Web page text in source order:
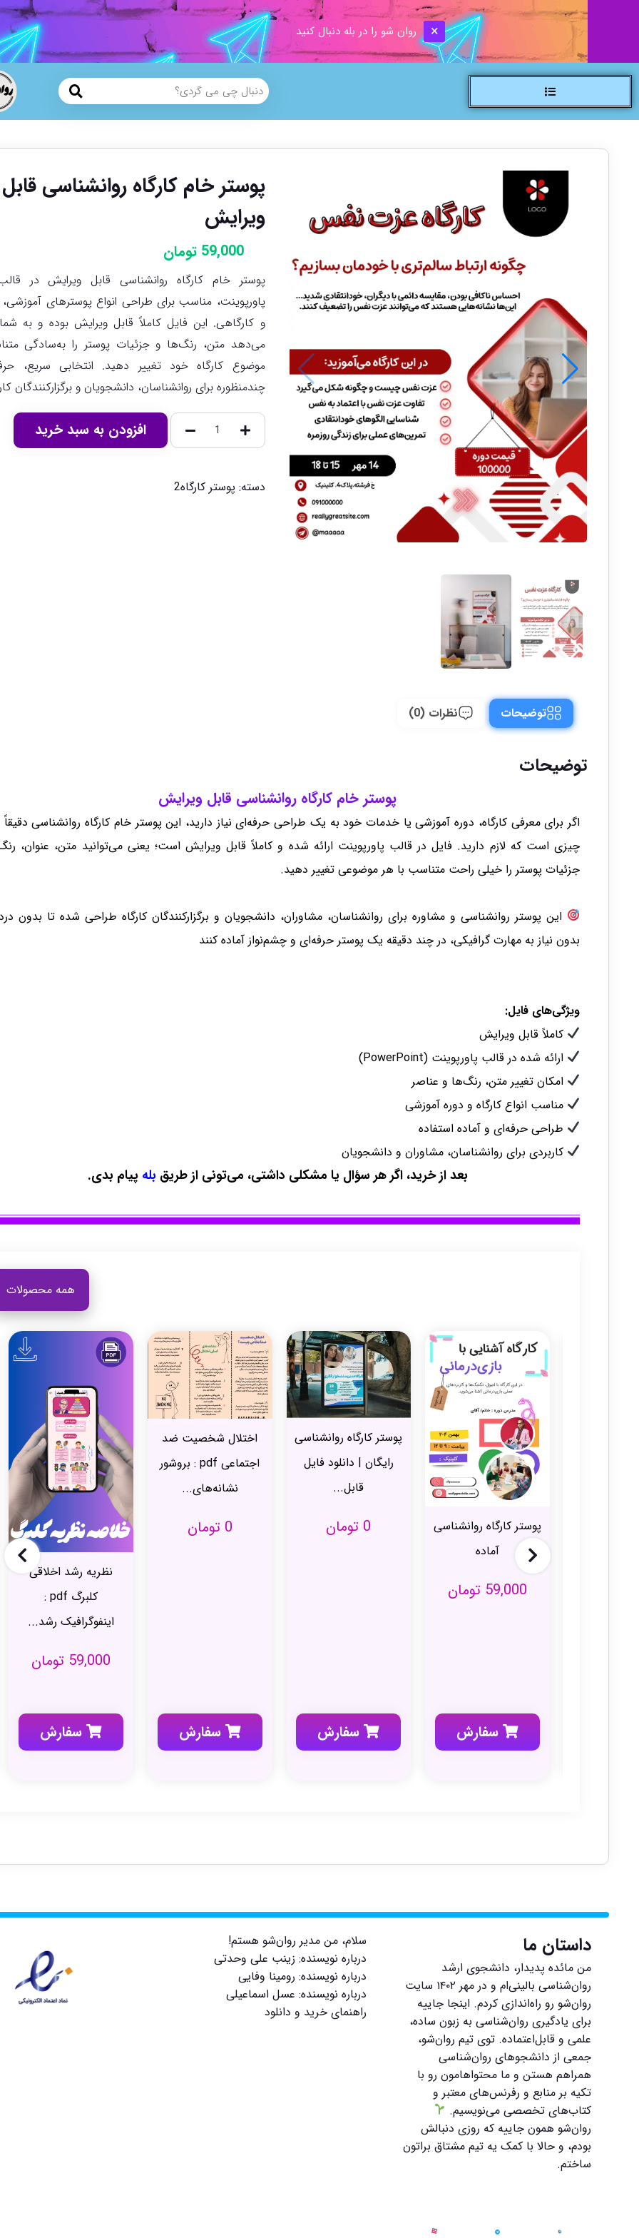
روان شو را در بله دنبال کنید
پوستر خام کارگاه روانشناسی قابل
ویرایش
59,000 تومان
پوستر خام کارگاه روانشناسی قابل ویرایش در
پاورپوینت، مناسب برای طراحی انواع پوسترهای آموزشی،
و کارگاهی. این فایل کاملاً قابل ویرایش بوده و به
می‌دهد متن، رنگ‌ها و جزئیات پوستر را به‌سادگی
موضوع کارگاه خود تغییر دهید. انتخابی سریع،
چندمنظوره برای روانشناسان، دانشجویان و برگزارکنندگان
افزودن به سبد خرید
دسته: پوستر کارگاه2
توضیحات نظرات (0)
توضیحات
پوستر خام کارگاه روانشناسی قابل ویرایش
اگر برای معرفی کارگاه، دوره آموزشی یا خدمات خود به یک طراحی حرفه‌ای نیاز دارید، این پوستر خام کارگاه روانشناسی
چیزی است که لازم دارید. فایل در قالب پاورپوینت ارائه شده و کاملاً قابل ویرایش است؛ یعنی می‌توانید متن، عنوان،
جزئیات پوستر را خیلی راحت متناسب با هر موضوعی تغییر دهید.
این پوستر روانشناسی و مشاوره برای روانشناسان، مشاوران، دانشجویان و برگزارکنندگان کارگاه طراحی شده تا بدون
بدون نیاز به مهارت گرافیکی، در چند دقیقه یک پوستر حرفه‌ای و چشم‌نواز آماده کنند
ویژگی‌های فایل:
کاملاً قابل ویرایش
ارائه شده در قالب پاورپوینت (PowerPoint)
امکان تغییر متن، رنگ‌ها و عناصر
مناسب انواع کارگاه و دوره آموزشی
طراحی حرفه‌ای و آماده استفاده
کاربردی برای روانشناسان، مشاوران و دانشجویان
بعد از خرید، اگر هر سؤال یا مشکلی داشتی، می‌تونی از طریق بله پیام بدی.
همه محصولات
پوستر کارگاه روانشناسی
رایگان | دانلود فایل
قابل...
0 تومان
سفارش
اختلال شخصیت ضد
اجتماعی pdf : بروشور
نشانه‌های...
0 تومان
سفارش سفارش
نظریه شخصیت فروید
pdf | نظریه شخصیت
فروید...
199,000تومان
سفارش
داستان ما
من مائده پدیدار، دانشجوی ارشد
روان‌شناسی بالینی‌ام و در مهر ۱۴۰۲ سایت
روان‌شو رو راه‌اندازی کردم. اینجا جاییه
برای یادگیری روان‌شناسی به زبون ساده،
علمی و قابل‌اعتماده. توی تیم روان‌شو،
جمعی از دانشجوهای روان‌شناسی
همراهم هستن و ما محتواهامون رو با
تکیه بر منابع و رفرنس‌های معتبر و
کتاب‌های تخصصی می‌نویسیم.
روان‌شو همون جاییه که روزی دنبالش
بودم، و حالا با کمک یه تیم مشتاق براتون
ساختم.
سلام، من مدیر روان‌شو هستم!
درباره نویسنده: زینب علی وحدتی
درباره نویسنده: رومینا وفایی
درباره نویسنده: عسل اسماعیلی
راهنمای خرید و دانلود